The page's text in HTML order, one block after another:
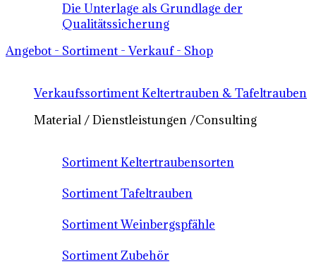
Die Unterlage als Grundlage der
Qualitätssicherung
Angebot - Sortiment - Verkauf - Shop
Verkaufssortiment Keltertrauben & Tafeltrauben
Material / Dienstleistungen /Consulting
Sortiment Keltertraubensorten
Sortiment Tafeltrauben
Sortiment Weinbergspfähle
Sortiment Zubehör